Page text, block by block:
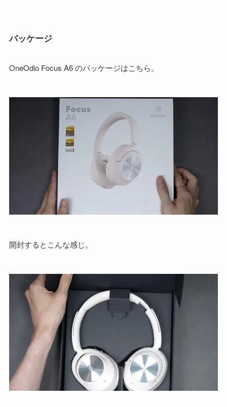
パッケージ
OneOdio Focus A6 のパッケージはこちら。
開封するとこんな感じ。